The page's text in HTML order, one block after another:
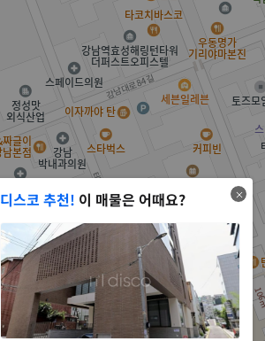
디스코 추천! 이 매물은 어때요?